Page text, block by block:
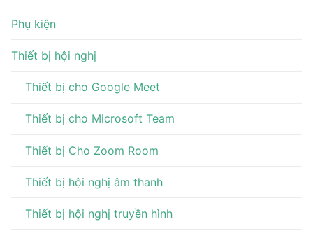
Phụ kiện
Thiết bị hội nghị
Thiết bị cho Google Meet
Thiết bị cho Microsoft Team
Thiết bị Cho Zoom Room
Thiết bị hội nghị âm thanh
Thiết bị hội nghị truyền hình